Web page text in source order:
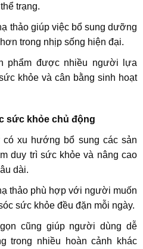
trạng.
thảo giúp việc bổ sung dưỡng
trong nhịp sống hiện đại.
phẩm được nhiều người lựa
khỏe và cân bằng sinh hoạt
sức khỏe chủ động
xu hướng bổ sung các sản
duy trì sức khỏe và nâng cao
dài.
thảo phù hợp với người muốn
sức khỏe đều đặn mỗi ngày.
cũng giúp người dùng dễ
trong nhiều hoàn cảnh khác